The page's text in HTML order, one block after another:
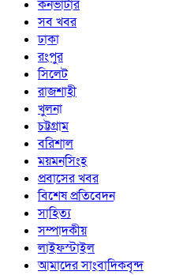
কনভার্টার
সব খবর
ঢাকা
রংপুর
সিলেট
রাজশাহী
খুলনা
চট্টগ্রাম
বরিশাল
ময়মনসিংহ
প্রবাসের খবর
বিশেষ প্রতিবেদন
সাহিত্য
সম্পাদকীয়
লাইফস্টাইল
আমাদের সাংবাদিকবৃন্দ